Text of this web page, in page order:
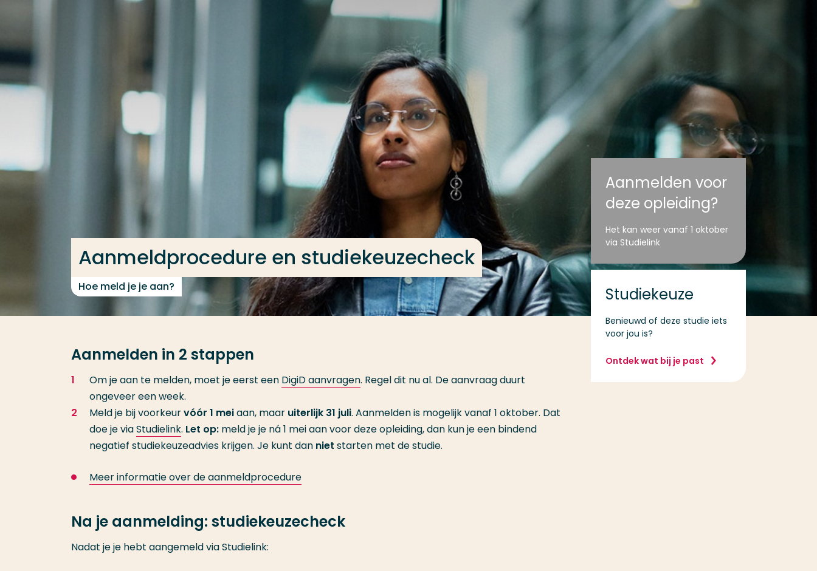
Aanmeldprocedure en studiekeuzecheck
Hoe meld je je aan?
Aanmelden voor
deze opleiding?
Het kan weer vanaf 1 oktober
via Studielink
Studiekeuze
Benieuwd of deze studie iets
voor jou is?
Ontdek wat bij je past
Aanmelden in 2 stappen
Om je aan te melden, moet je eerst een DigiD aanvragen. Regel dit nu al. De aanvraag duurt
ongeveer een week.
Meld je bij voorkeurvóór 1 meiaan, maar uiterlijk 31 juli. Aanmelden is mogelijk vanaf 1 oktober. Dat
doe je viaStudielink. Let op: meld je je ná 1 mei aan voor deze opleiding, dan kun je een bindend
negatief studiekeuzeadvies krijgen. Je kunt dan niet starten met de studie.
Meer informatie over de aanmeldprocedure
Na je aanmelding: studiekeuzecheck
Nadat je je hebt aangemeld via Studielink:
Veel gezocht
Opleiding
Contact